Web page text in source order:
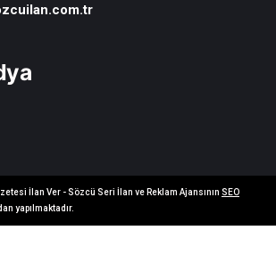
İlan Ver - Sözcü Seri İlan ve Reklam Ajansının SEO
yapılmaktadır.